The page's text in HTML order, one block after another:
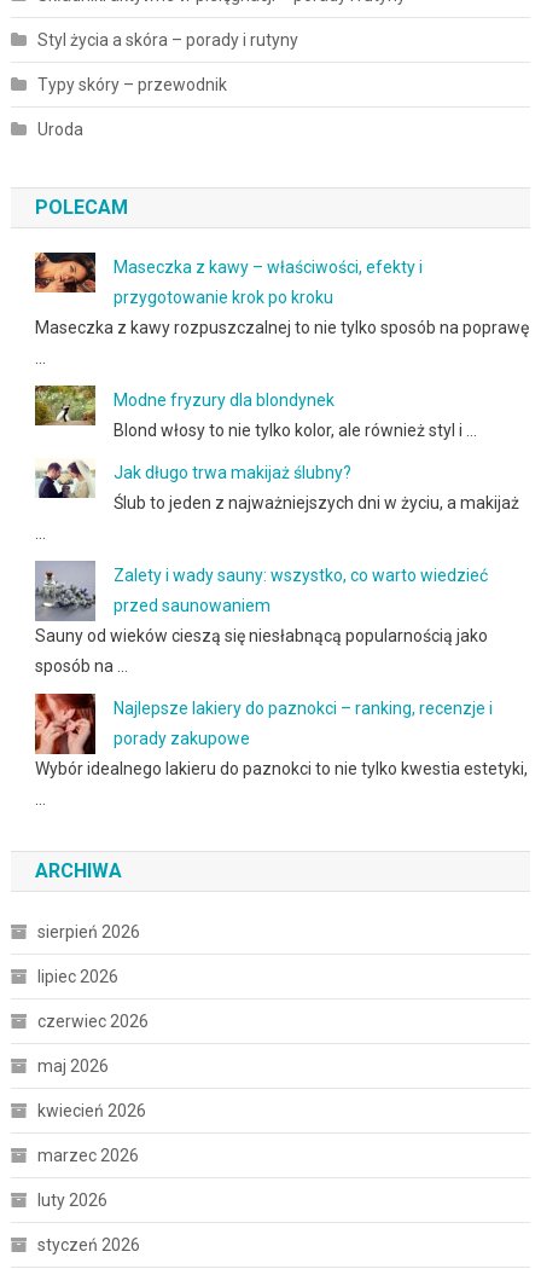
Styl życia a skóra – porady i rutyny
Typy skóry – przewodnik
Uroda
POLECAM
Maseczka z kawy – właściwości, efekty i
przygotowanie krok po kroku
Maseczka z kawy rozpuszczalnej to nie tylko sposób na poprawę
Modne fryzury dla blondynek
Blond włosy to nie tylko kolor, ale również styl i …
Jak długo trwa makijaż ślubny?
Ślub to jeden z najważniejszych dni w życiu, a makijaż
Zalety i wady sauny: wszystko, co warto wiedzieć
przed saunowaniem
Sauny od wieków cieszą się niesłabnącą popularnością jako
sposób na …
Najlepsze lakiery do paznokci – ranking, recenzje i
porady zakupowe
Wybór idealnego lakieru do paznokci to nie tylko kwestia estetyki,
ARCHIWA
sierpień 2026
lipiec 2026
czerwiec 2026
maj 2026
kwiecień 2026
marzec 2026
luty 2026
styczeń 2026